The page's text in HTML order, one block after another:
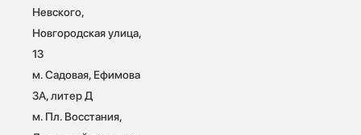
Невского,
Новгородская улица,
13
м. Садовая, Ефимова
3А, литер Д
м. Пл. Восстания,